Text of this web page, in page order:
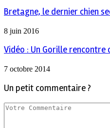
Bretagne, le dernier chien
8 juin 2016
Vidéo : Un Gorille rencontre
7 octobre 2014
Un petit commentaire ?